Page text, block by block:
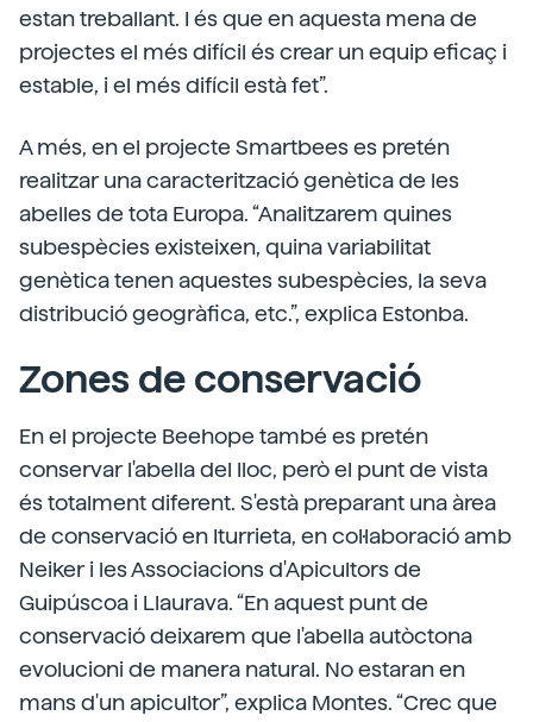
estan treballant. I és que en aquesta mena de
projectes el més difícil és crear un equip eficaç i
estable, i el més difícil està fet”.
A més, en el projecte Smartbees es pretén
realitzar una caracterització genètica de les
abelles de tota Europa. “Analitzarem quines
subespècies existeixen, quina variabilitat
genètica tenen aquestes subespècies, la seva
distribució geogràfica, etc.”, explica Estonba.
Zones de conservació
En el projecte Beehope també es pretén
conservar l'abella del lloc, però el punt de vista
és totalment diferent. S'està preparant una àrea
de conservació en Iturrieta, en col·laboració amb
Neiker i les Associacions d'Apicultors de
Guipúscoa i Llaurava. “En aquest punt de
conservació deixarem que l'abella autòctona
evolucioni de manera natural. No estaran en
mans d'un apicultor”, explica Montes. “Crec que